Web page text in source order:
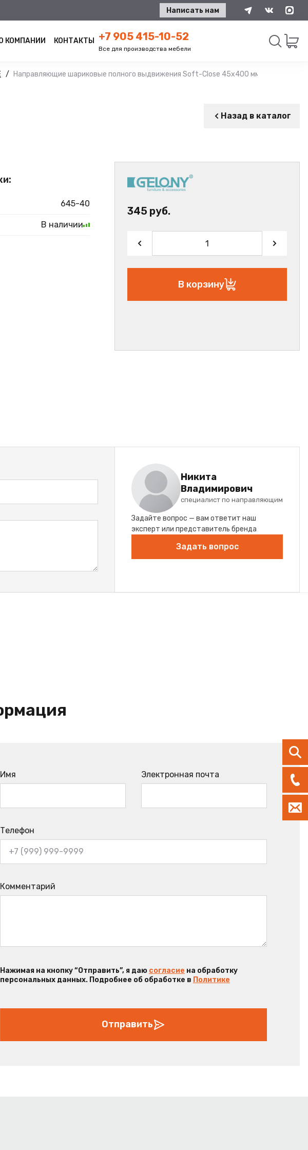
Написать нам
КОМПАНИИ КОНТАКТЫ +7 905 415-10-52
Все для производства мебели
Направляющие шариковые полного выдвижения Soft-Close 45х400 мм цинк GELONY
Назад в каталог
645-40
В наличии
345 руб.
В корзину
Никита
Владимирович
специалист по направляющим
Задайте вопрос — вам ответит наш
эксперт или представитель бренда
Задать вопрос
Имя Электронная почта
Телефон
Комментарий
Нажимая на кнопку “Отправить”, я даю согласие на обработку
персональных данных. Подробнее об обработке в Политике
Отправить